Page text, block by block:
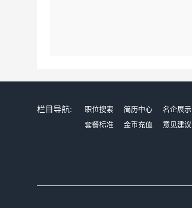
栏目导航: 职位搜索 简历中心 名企展示
套餐标准
金币充值 意见建议